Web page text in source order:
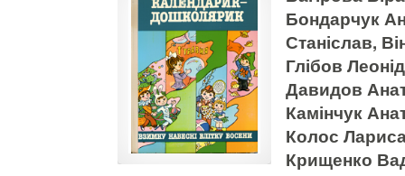
Бондарчук
Станіслав,
Глібов
Давидов
Камінчук
Колос
Крищенко